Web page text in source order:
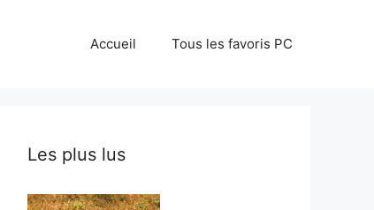
Accueil Tous les favoris PC
Les plus lus